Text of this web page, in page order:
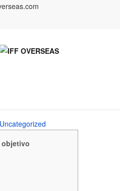
Lo cual precisa simulador
Uncategorized
objetivo